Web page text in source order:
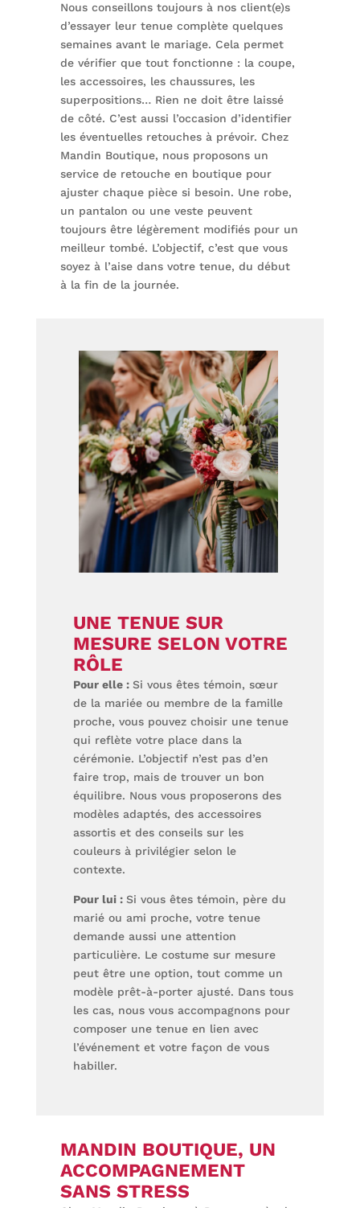
Nous conseillons toujours à nos client(e)s
d’essayer leur tenue complète quelques
semaines avant le mariage. Cela permet
de vérifier que tout fonctionne : la coupe,
les accessoires, les chaussures, les
superpositions… Rien ne doit être laissé
de côté. C’est aussi l’occasion d’identifier
les éventuelles retouches à prévoir. Chez
Mandin Boutique, nous proposons un
service de retouche en boutique pour
ajuster chaque pièce si besoin. Une robe,
un pantalon ou une veste peuvent
toujours être légèrement modifiés pour un
meilleur tombé. L’objectif, c’est que vous
soyez à l’aise dans votre tenue, du début
à la fin de la journée.
UNE TENUE SUR
MESURE SELON VOTRE
RÔLE
Pour elle : Si vous êtes témoin, sœur
de la mariée ou membre de la famille
proche, vous pouvez choisir une tenue
qui reflète votre place dans la
cérémonie. L’objectif n’est pas d’en
faire trop, mais de trouver un bon
équilibre. Nous vous proposerons des
modèles adaptés, des accessoires
assortis et des conseils sur les
couleurs à privilégier selon le
contexte.
Pour lui : Si vous êtes témoin, père du
marié ou ami proche, votre tenue
demande aussi une attention
particulière. Le costume sur mesure
peut être une option, tout comme un
modèle prêt-à-porter ajusté. Dans tous
les cas, nous vous accompagnons pour
composer une tenue en lien avec
l’événement et votre façon de vous
habiller.
MANDIN BOUTIQUE, UN
ACCOMPAGNEMENT
SANS STRESS